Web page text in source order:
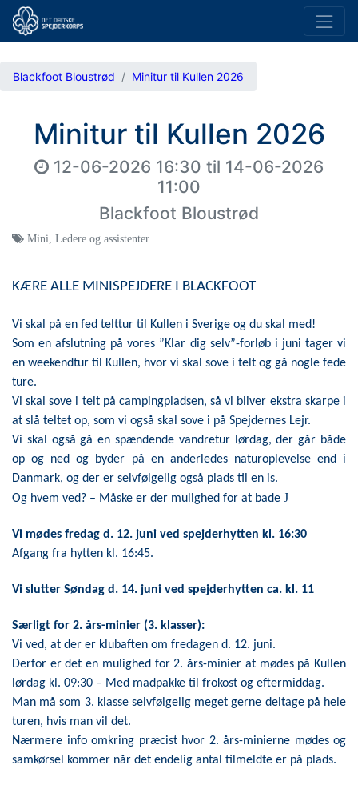
Blackfoot Bloustrød Minitur til Kullen 2026
Minitur til Kullen 2026
12-06-2026 16:30 til 14-06-2026
11:00
Blackfoot Bloustrød
Mini Ledere og assistenter
KÆRE ALLE MINISPEJDERE I BLACKFOOT
Vi skal på en fed telttur til Kullen i Sverige og du skal med!
Som en afslutning på vores ”Klar dig selv”-forløb i juni tager vi
en weekendtur til Kullen, hvor vi skal sove i telt og gå nogle fede
ture.
Vi skal sove i telt på campingpladsen, så vi bliver ekstra skarpe i
at slå teltet op, som vi også skal sove i på Spejdernes Lejr.
Vi skal også gå en spændende vandretur lørdag, der går både
op og ned og byder på en anderledes naturoplevelse end i
Danmark, og der er selvfølgelig også plads til en is.
Og hvem ved? – Måske er der mulighed for at bade J
Vi mødes fredag d. 12. juni ved spejderhytten kl. 16:30
Afgang fra hytten kl. 16:45.
Vi slutter Søndag d. 14. juni ved spejderhytten ca. kl. 11
Særligt for 2. års-minier (3. klasser):
Vi ved, at der er klubaften om fredagen d. 12. juni.
Derfor er det en mulighed for 2. års-minier at mødes på Kullen
lørdag kl. 09:30 – Med madpakke til frokost og eftermiddag.
Man må som 3. klasse selvfølgelig meget gerne deltage på hele
turen, hvis man vil det.
Nærmere info omkring præcist hvor 2. års-minierne mødes og
samkørsel kommer når det endelig antal tilmeldte er på plads.